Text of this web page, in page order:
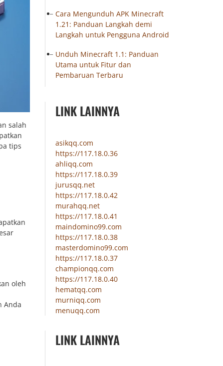
salah
tips
oleh
Anda
Cara Mengunduh APK Minecraft
1.21: Panduan Langkah demi
Langkah untuk Pengguna Android
Unduh Minecraft 1.1: Panduan
Utama untuk Fitur dan
Pembaruan Terbaru
LINK LAINNYA
asikqq.com
https://117.18.0.36
ahliqq.com
https://117.18.0.39
jurusqq.net
https://117.18.0.42
murahqq.net
https://117.18.0.41
maindomino99.com
https://117.18.0.38
masterdomino99.com
https://117.18.0.37
championqq.com
https://117.18.0.40
hematqq.com
murniqq.com
menuqq.com
LINK LAINNYA